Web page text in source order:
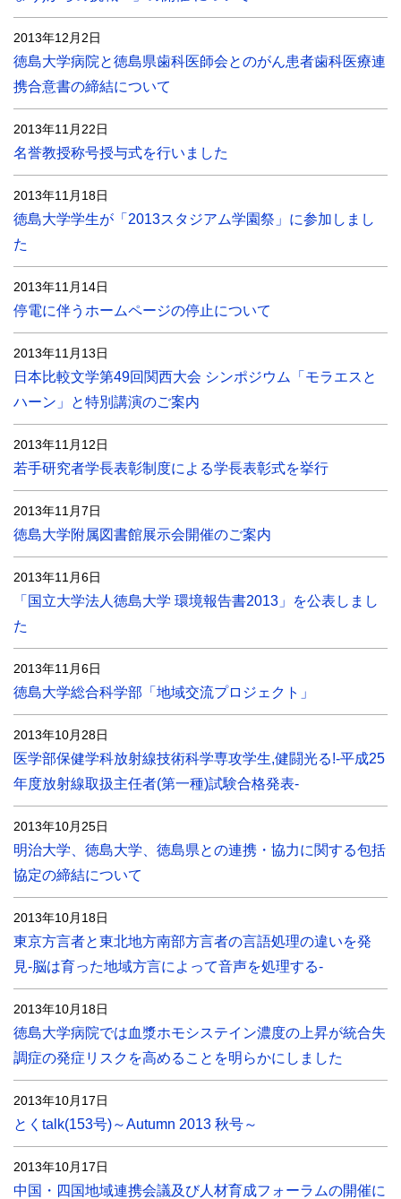
2013年12月2日
徳島大学病院と徳島県歯科医師会とのがん患者歯科医療連
携合意書の締結について
2013年11月22日
名誉教授称号授与式を行いました
2013年11月18日
徳島大学学生が「2013スタジアム学園祭」に参加しまし
た
2013年11月14日
停電に伴うホームページの停止について
2013年11月13日
日本比較文学第49回関西大会 シンポジウム「モラエスと
ハーン」と特別講演のご案内
2013年11月12日
若手研究者学長表彰制度による学長表彰式を挙行
2013年11月7日
徳島大学附属図書館展示会開催のご案内
2013年11月6日
「国立大学法人徳島大学 環境報告書2013」を公表しまし
た
2013年11月6日
徳島大学総合科学部「地域交流プロジェクト」
2013年10月28日
医学部保健学科放射線技術科学専攻学生,健闘光る!-平成25
年度放射線取扱主任者(第一種)試験合格発表-
2013年10月25日
明治大学、徳島大学、徳島県との連携・協力に関する包括
協定の締結について
2013年10月18日
東京方言者と東北地方南部方言者の言語処理の違いを発
見-脳は育った地域方言によって音声を処理する-
2013年10月18日
徳島大学病院では血漿ホモシステイン濃度の上昇が統合失
調症の発症リスクを高めることを明らかにしました
2013年10月17日
とくtalk(153号)～Autumn 2013 秋号～
2013年10月17日
中国・四国地域連携会議及び人材育成フォーラムの開催に